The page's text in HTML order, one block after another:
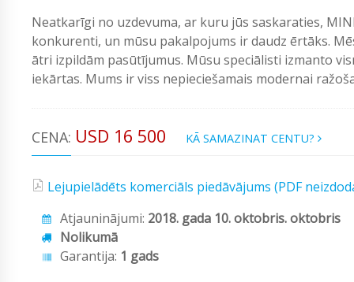
Neatkarīgi no uzdevuma, ar kuru jūs saskaraties,
konkurenti, un mūsu pakalpojums ir daudz ērtāks.
ātri izpildām pasūtījumus. Mūsu speciālisti izmanto
iekārtas. Mums ir viss nepieciešamais modernai
CENA: USD 16 500 KĀ SAMAZINAT CENTU?
Lejupielādēts komerciāls piedāvājums (PDF
Atjauninājumi: 2018. gada 10. oktobris. oktobris
Nolikumā
Garantija: 1 gads